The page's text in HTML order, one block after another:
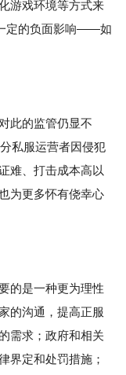
游戏环境等方式来
定的负面影响——如
此的监管仍显不
私服运营者因侵犯
难、打击成本高以
为更多怀有侥幸心
的是一种更为理性
的沟通，提高正服
需求；政府和相关
界定和处罚措施；